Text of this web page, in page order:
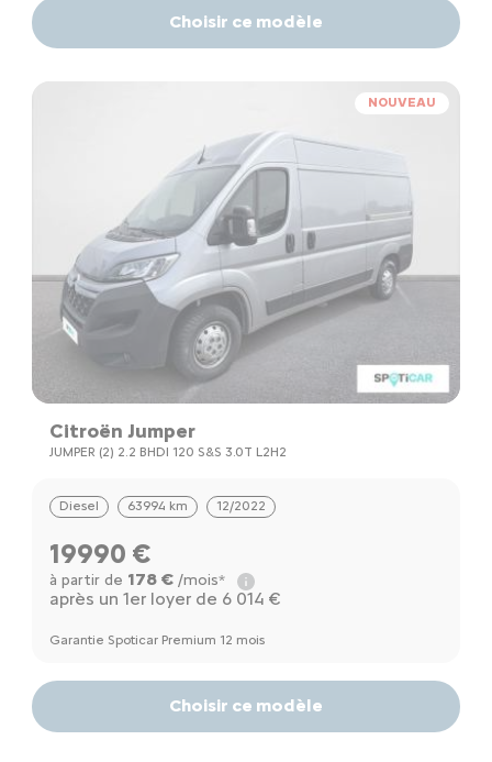
Choisir ce modèle
NOUVEAU
Citroën Jumper
JUMPER (2) 2.2 BHDI 120 S&S 3.0T L2H2
Diesel 63994 km 12/2022
19990 €
à partir de 178 €/mois*
après un 1er loyer de 6 014 €
Garantie Spoticar Premium 12 mois
Choisir ce modèle